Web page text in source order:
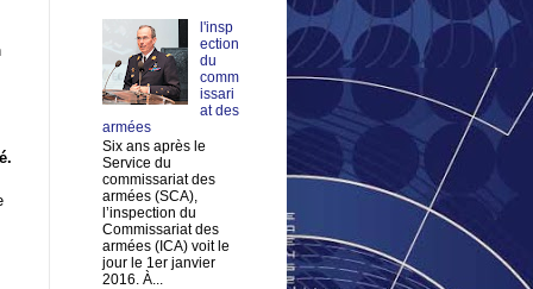
l'insp
ection
du
comm
issari
at des
armées
Six ans après le
Service du
commissariat des
armées (SCA),
l’inspection du
Commissariat des
armées (ICA) voit le
jour le 1er janvier
2016. À...